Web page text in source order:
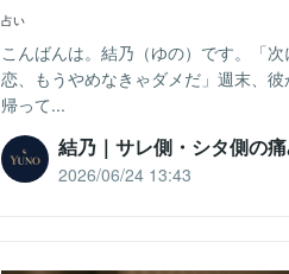
占い
こんばんは。結乃（ゆの）です。「
恋、もうやめなきゃダメだ」週末、
帰って...
結乃｜サレ側・シタ側の
2026/06/24 13:43